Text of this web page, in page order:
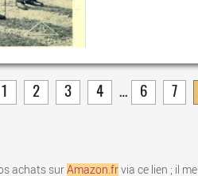
1 2 3 4 … 6 7
achats surAmazon.frvia ce lien ; il